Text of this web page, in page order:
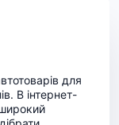
для
В інтернет-